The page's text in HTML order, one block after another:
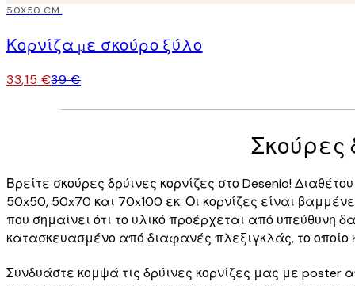
15%*
50X50 CM
Κορνίζα με σκούρο ξύλο
33,15 €39 €
Σκούρες
Βρείτε σκούρες δρύινες κορνίζες στο Desenio!
50x50, 50x70 και 70x100 εκ. Οι κορνίζες είναι
που σημαίνει ότι το υλικό προέρχεται από υπεύθυνη
κατασκευασμένο από διαφανές πλεξιγκλάς, το οποίο
Συνδυάστε κομψά τις δρύινες κορνίζες μας με poster